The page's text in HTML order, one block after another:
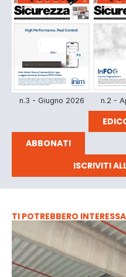
n.3 - Giugno 2026 n.2 -
ABBONATI
ISCRIVITI
TI POTREBBERO